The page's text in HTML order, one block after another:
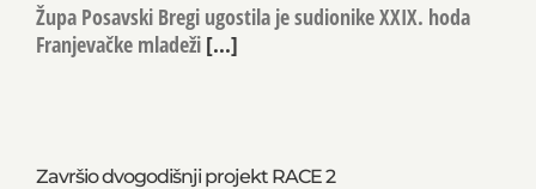
Župa Posavski Bregi ugostila je sudionike XXIX. hoda
Franjevačke mladeži [...]
Završio dvogodišnji projekt RACE 2